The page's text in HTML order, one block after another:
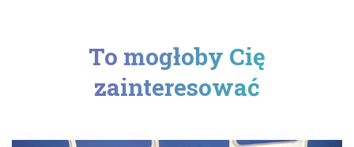
To mogłoby Cię
zainteresować